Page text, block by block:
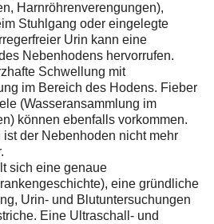
Harnröhrenverengungen),
Stuhlgang oder eingelegte
Urin kann eine
Nebenhodens hervorrufen.
Schwellung mit
im Bereich des Hodens. Fieber
(Wasseransammlung im
können ebenfalls vorkommen.
der Nebenhoden nicht mehr
sich eine genaue
eine gründliche
Urin- und Blutuntersuchungen
Eine Ultraschall- und